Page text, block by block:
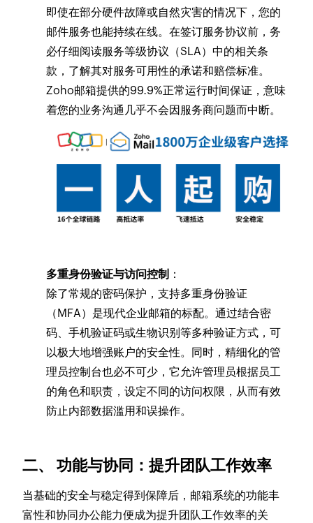
即使在部分硬件故障或自然灾害的情况下，您的
邮件服务也能持续在线。在签订服务协议前，务
必仔细阅读服务等级协议（SLA）中的相关条
款，了解其对服务可用性的承诺和赔偿标准。
Zoho邮箱提供的99.9%正常运行时间保证，意味
着您的业务沟通几乎不会因服务商问题而中断。
多重身份验证与访问控制 ：
除了常规的密码保护，支持多重身份验证
（MFA）是现代企业邮箱的标配。通过结合密
码、手机验证码或生物识别等多种验证方式，可
以极大地增强账户的安全性。同时，精细化的管
理员控制台也必不可少，它允许管理员根据员工
的角色和职责，设定不同的访问权限，从而有效
防止内部数据滥用和误操作。
二、 功能与协同：提升团队工作效率
当基础的安全与稳定得到保障后，邮箱系统的功能丰
富性和协同办公能力便成为提升团队工作效率的关